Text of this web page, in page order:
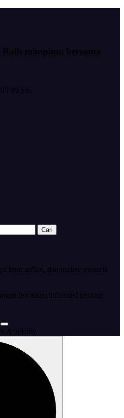
Raih mimpimu bersama
pm,
bermanfaat, dan update menarik
lewatkan informasi penting
Academy